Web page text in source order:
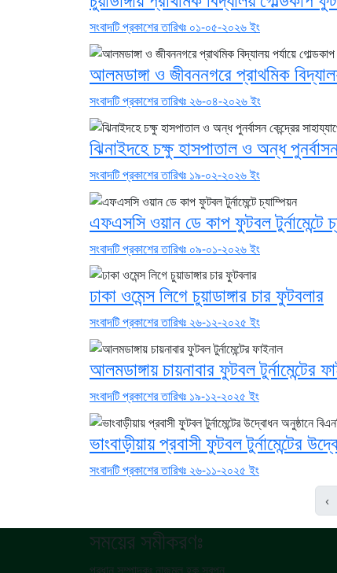
সংবাদটি প্রকাশের তারিখঃ ০১-০৫-২০২৬ ইং
আলমডাঙ্গা ও জীবননগরে প্রাথমিক
সংবাদটি প্রকাশের তারিখঃ ২৬-০৪-২০২৬ ইং
ঝিনাইদহে চক্ষু হাসপাতাল ও অন্ধ
সংবাদটি প্রকাশের তারিখঃ ১৯-০২-২০২৬ ইং
এফএসসি ওয়ান ডে কাপ ফুটবল টুর্নামেন্টে
সংবাদটি প্রকাশের তারিখঃ ০৯-০১-২০২৬ ইং
ঢাকা ওমেন্স লিগে চুয়াডাঙ্গার চার ফুটবলার
সংবাদটি প্রকাশের তারিখঃ ২৬-১২-২০২৫ ইং
আলমডাঙ্গায় চায়নাবার ফুটবল টুর্নামেন্টের
সংবাদটি প্রকাশের তারিখঃ ১৯-১২-২০২৫ ইং
ভাংবাড়ীয়ায় প্রবাসী ফুটবল টুর্নামেন্টের
সংবাদটি প্রকাশের তারিখঃ ২৬-১১-২০২৫ ইং
‹
সময়ের সমীকরণঃ